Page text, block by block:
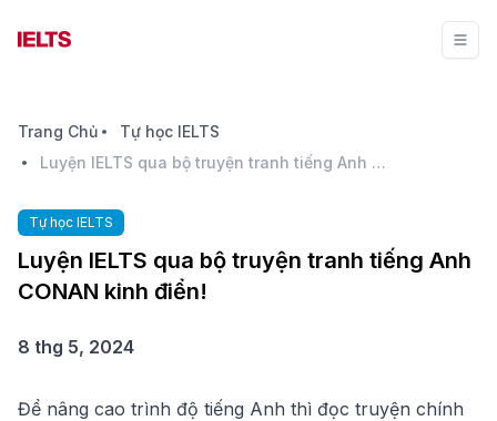
Trang Chủ
Tự học IELTS
Luyện IELTS qua bộ truyện tranh tiếng Anh CONAN kinh điển!
Tự học IELTS
Luyện IELTS qua bộ truyện tranh tiếng Anh
CONAN kinh điển!
8 thg 5, 2024
Để nâng cao trình độ tiếng Anh thì đọc truyện chính